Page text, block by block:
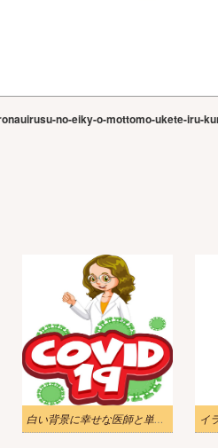
no-eiky-o-mottomo-ukete-iru-
白い背景に幸せな医師と単語 covid 19 のイラストレーター フォント デザイン